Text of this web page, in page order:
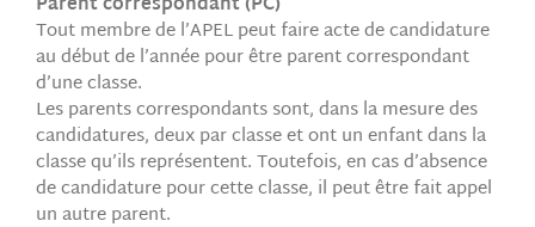
Tout membre de l’APEL peut faire acte de candidature
au début de l’année pour être parent correspondant
d’une classe.
Les parents correspondants sont, dans la mesure des
candidatures, deux par classe et ont un enfant dans la
classe qu’ils représentent. Toutefois, en cas d’absence
de candidature pour cette classe, il peut être fait appel
un autre parent.